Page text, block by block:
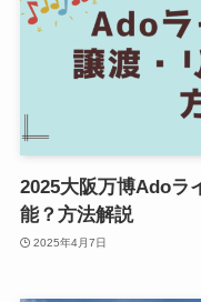
2025大阪万博Adoラ
能？方法解説
2025年4月7日